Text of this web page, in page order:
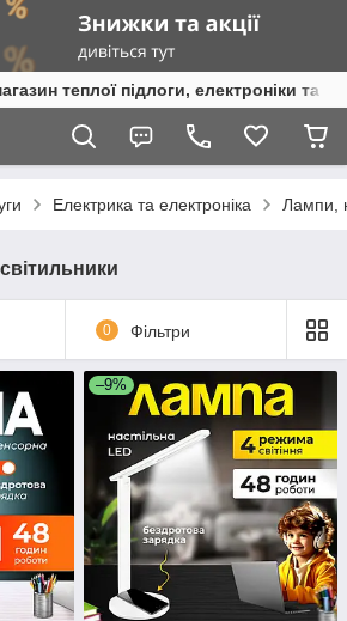
теплої підлоги, електроніки та
Електрика та електроніка Лампи,
0 Фільтри
–9%